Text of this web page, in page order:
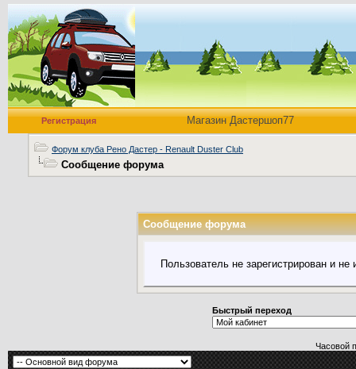
Регистрация Магазин Дастершоп77
Форум клуба Рено Дастер - Renault Duster Club
Сообщение форума
Сообщение форума
Пользователь не зарегистрирован и
Быстрый переход
Часовой